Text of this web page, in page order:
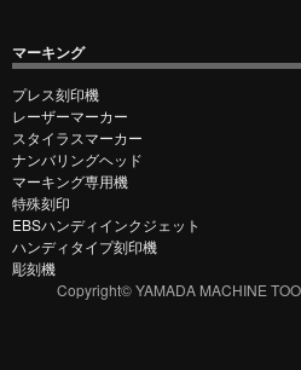
マーキング
プレス刻印機
レーザーマーカー
スタイラスマーカー
ナンバリングヘッド
マーキング専用機
特殊刻印
EBSハンディインクジェット
ハンディタイプ刻印機
彫刻機
Copyright© YAMADA MACHINE